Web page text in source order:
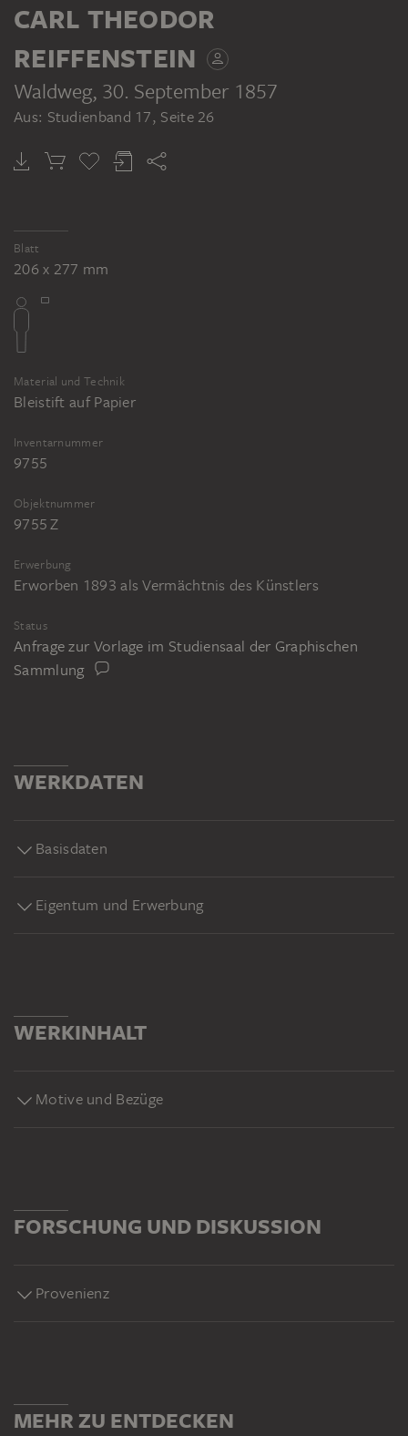
CARL THEODOR
REIFFENSTEIN
Waldweg, 30. September 1857
Aus: Studienband 17, Seite 26
Blatt
206 x 277 mm
Material und Technik
Bleistift auf Papier
Inventarnummer
9755
Objektnummer
9755 Z
Erwerbung
Erworben 1893 als Vermächtnis des Künstlers
Status
Anfrage zur Vorlage im Studiensaal der Graphischen
Sammlung
WERKDATEN
Basisdaten
Eigentum und Erwerbung
WERKINHALT
Motive und Bezüge
FORSCHUNG UND DISKUSSION
Provenienz
MEHR ZU ENTDECKEN